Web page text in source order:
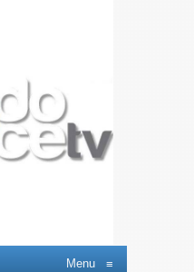
Menu ≡